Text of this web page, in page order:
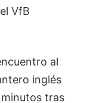
VfB
al
inglés
tras